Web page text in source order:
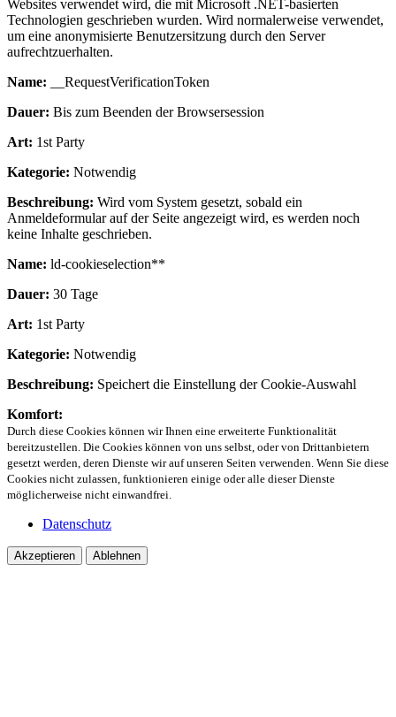
Websites verwendet wird, die mit Microsoft .NET-basierten
Technologien geschrieben wurden. Wird normalerweise verwendet,
um eine anonymisierte Benutzersitzung durch den Server
aufrechtzuerhalten.
Name: __RequestVerificationToken
Dauer: Bis zum Beenden der Browsersession
Art: 1st Party
Kategorie: Notwendig
Beschreibung: Wird vom System gesetzt, sobald ein
Anmeldeformular auf der Seite angezeigt wird, es werden noch
keine Inhalte geschrieben.
Name: ld-cookieselection**
Dauer: 30 Tage
Art: 1st Party
Kategorie: Notwendig
Beschreibung: Speichert die Einstellung der Cookie-Auswahl
Komfort:
Durch diese Cookies können wir Ihnen eine erweiterte Funktionalität
bereitzustellen. Die Cookies können von uns selbst, oder von Drittanbietern
gesetzt werden, deren Dienste wir auf unseren Seiten verwenden. Wenn Sie diese
Cookies nicht zulassen, funktionieren einige oder alle dieser Dienste
möglicherweise nicht einwandfrei.
Datenschutz
Akzeptieren Ablehnen